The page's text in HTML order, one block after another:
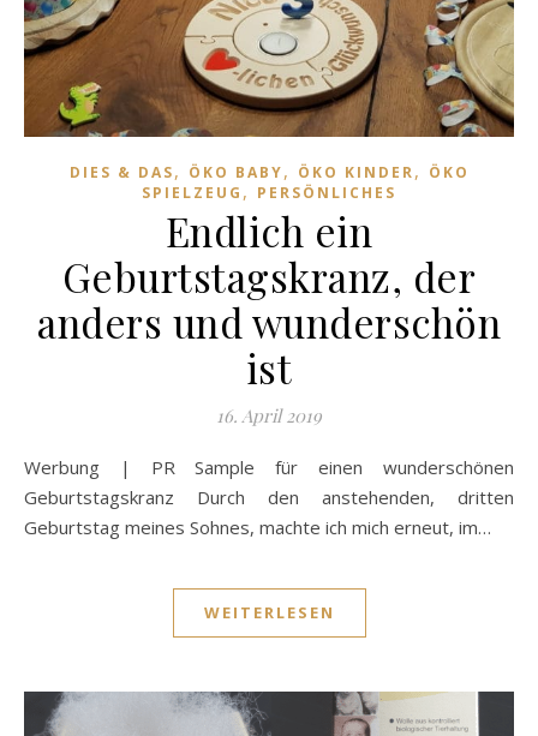
DIES & DAS, ÖKO BABY, ÖKO KINDER, ÖKO
SPIELZEUG , PERSÖNLICHES
Endlich ein
Geburtstagskranz, der
anders und wunderschön
ist
16. April 2019
Werbung | PR Sample für einen wunderschönen
Geburtstagskranz Durch den anstehenden, dritten
Geburtstag meines Sohnes, machte ich mich erneut, im…
WEITERLESEN